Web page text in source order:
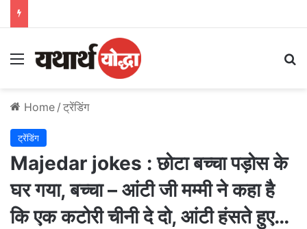
Menu
Home / ट्रेंडिंग
ट्रेंडिंग
Majedar jokes : छोटा बच्चा पड़ोस के
घर गया, बच्चा – आंटी जी मम्मी ने कहा है
कि एक कटोरी चीनी दे दो, आंटी हंसते हुए…